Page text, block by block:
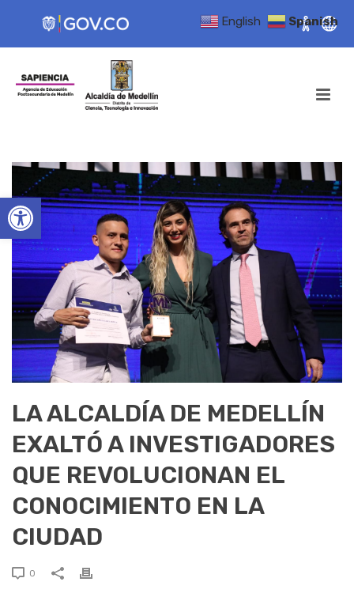
Open toolbar
LA ALCALDÍA DE MEDELLÍN
EXALTÓ A INVESTIGADORES
QUE REVOLUCIONAN EL
CONOCIMIENTO EN LA
CIUDAD
0
English Spanish